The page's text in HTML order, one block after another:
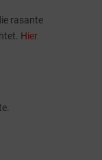
rasante
Hier